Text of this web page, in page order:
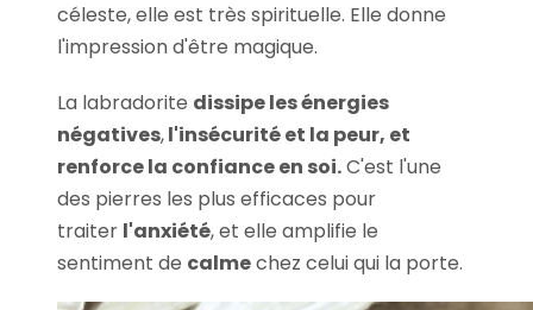
céleste, elle est très spirituelle. Elle donne
l'impression d'être magique.
La labradorite dissipe les énergies
négatives,l'insécurité et la peur, et
renforce la confiance en soi.C'est l'une
des pierres les plus efficaces pour
traiter l'anxiété, et elle amplifie le
sentiment de calmechez celui qui la porte.